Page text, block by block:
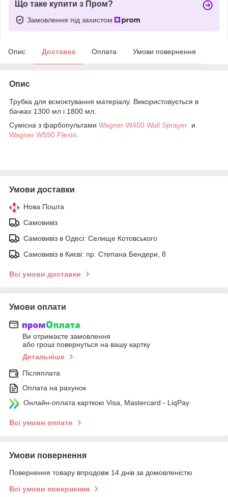
Що таке купити з Пром?
Замовлення під захистом
Опис Доставка Оплата Умови повернення
Опис
Трубка для всмоктування матеріалу. Використовується в
бачках 1300 мл і 1800 мл.
Сумісна з фарбопультами Wagner W450 Wall Sprayer и
Wagner W590 Flexio
Умови доставки
Нова Пошта
Самовивіз
Самовивіз в Одесі: Селище Котовського
Самовивіз в Києві: пр. Степана Бендери, 8
Всі умови доставки
Умови оплати
Ви отримаєте замовлення
або гроші повернуться на вашу картку
Детальніше
Післяплата
Оплата на рахунок
Онлайн-оплата карткою Visa, Mastercard - LiqPay
Всі умови оплати
Умови повернення
Повернення товару впродовж 14 днів за домовленістю
Всі умови повернення